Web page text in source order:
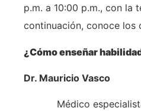
p.m. a 10:00 p.m., con la
continuación, conoce los
¿Cómo enseñar
Dr. Mauricio Vasco
Médico